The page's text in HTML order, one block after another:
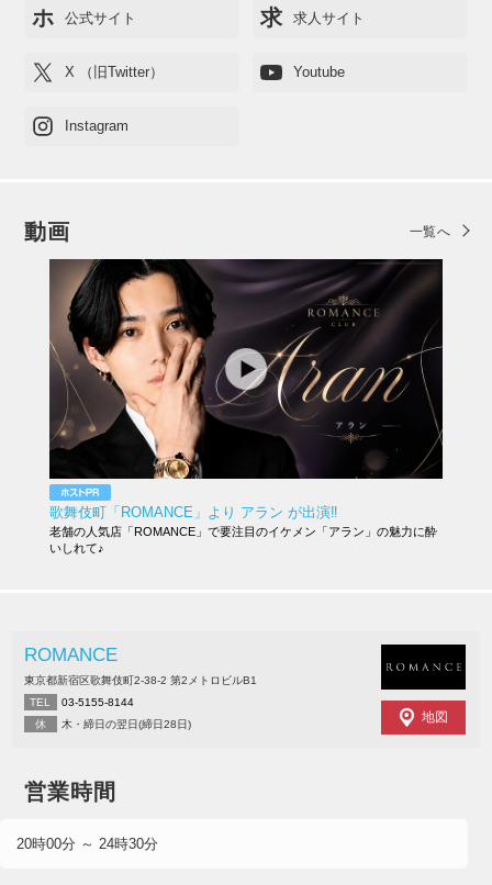
ホ 公式サイト 求 求人サイト
X （旧Twitter） Youtube
Instagram
動画 一覧へ
歌舞伎町「ROMANCE」より アラン が出演‼︎
老舗の人気店「ROMANCE」で要注目のイケメン「アラン」の魅力に酔
いしれて♪
ROMANCE
東京都新宿区歌舞伎町2-38-2 第2メトロビルB1
TEL
03-5155-8144
休
木・締日の翌日(締日28日) 地図
営業時間
20時00分 ～ 24時30分